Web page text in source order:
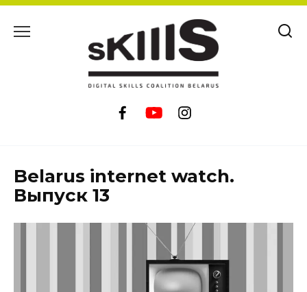
Belarus internet watch.
Выпуск 13